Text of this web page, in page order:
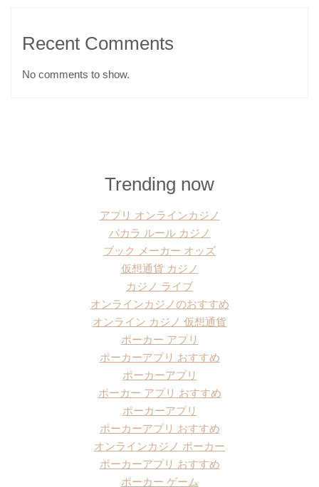
Recent Comments
No comments to show.
Trending now
アプリ オンラインカジノ
バカラ ルール カジノ
ブック メーカー オッズ
仮想通貨 カジノ
カジノ ライブ
オンラインカジノのおすすめ
オンライン カジノ 仮想通貨
ポーカー アプリ
ポーカーアプリ おすすめ
ポーカーアプリ
ポーカー アプリ おすすめ
ポーカーアプリ
ポーカーアプリ おすすめ
オンラインカジノ ポーカー
ポーカーアプリ おすすめ
ポーカー ゲーム